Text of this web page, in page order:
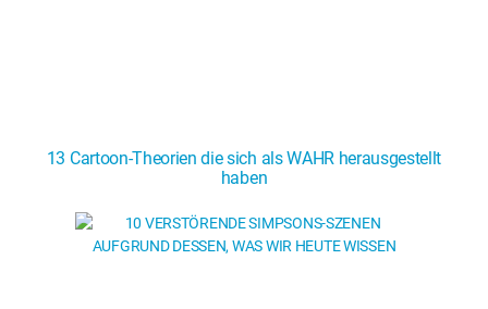
13 Cartoon-Theorien die sich als WAHR herausgestellt
haben